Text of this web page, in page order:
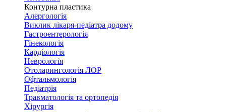
Контурна пластика
Алергологія
Виклик лікаря-педіатра додому
Гастроентерологія
Гінекологія
Кардіологія
Неврологія
Отоларингологія ЛОР
Офтальмологія
Педіатрія
Травматологія та ортопедія
Хірургія